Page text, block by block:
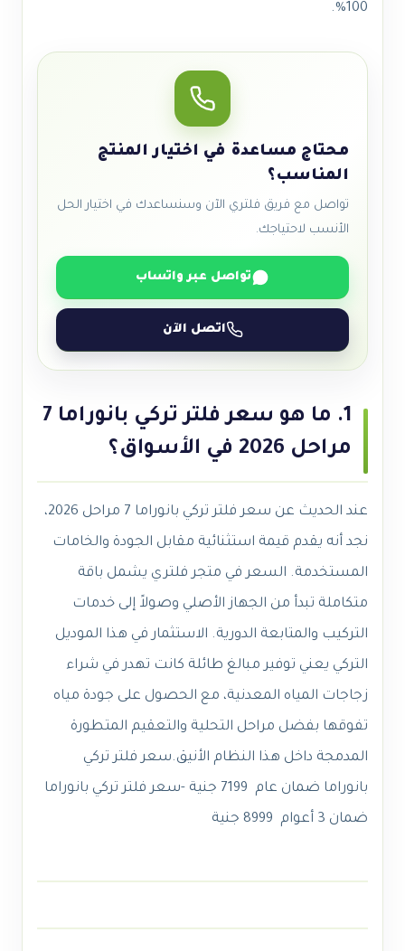
100%.
محتاج مساعدة في اختيار المنتج
المناسب؟
تواصل مع فريق فلتري الآن وسنساعدك في اختيار الحل
الأنسب لاحتياجك.
تواصل عبر واتساب
اتصل الآن
1. ما هو سعر فلتر تركي بانوراما 7
مراحل 2026 في الأسواق؟
عند الحديث عن سعر فلتر تركي بانوراما 7 مراحل 2026،
نجد أنه يقدم قيمة استثنائية مقابل الجودة والخامات
المستخدمة. السعر في متجر فلتري يشمل باقة
متكاملة تبدأ من الجهاز الأصلي وصولاً إلى خدمات
التركيب والمتابعة الدورية. الاستثمار في هذا الموديل
التركي يعني توفير مبالغ طائلة كانت تهدر في شراء
زجاجات المياه المعدنية، مع الحصول على جودة مياه
تفوقها بفضل مراحل التحلية والتعقيم المتطورة
المدمجة داخل هذا النظام الأنيق.سعر فلتر تركي
بانوراما ضمان عام 7199 جنية -سعر فلتر تركي بانوراما
ضمان 3 أعوام 8999 جنية